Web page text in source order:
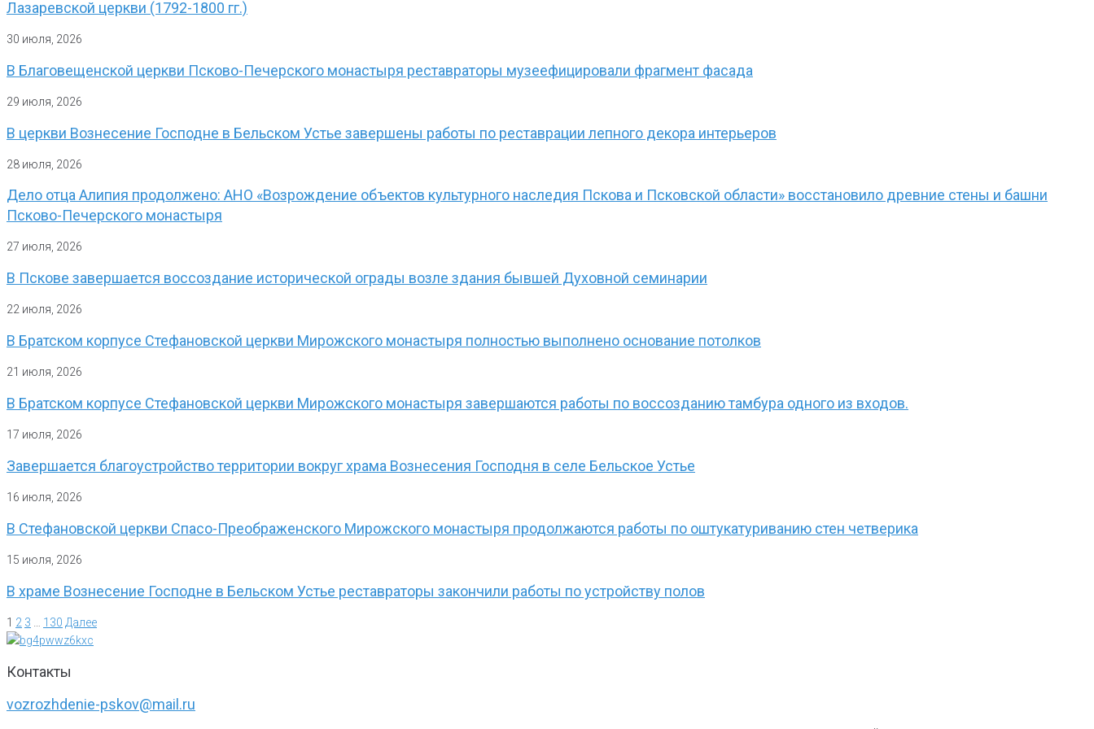
Лазаревской церкви (1792-1800 гг.)
30 июля, 2026
В Благовещенской церкви Псково-Печерского монастыря реставраторы музеефицировали фрагмент фасада
29 июля, 2026
В церкви Вознесение Господне в Бельском Устье завершены работы по реставрации лепного декора интерьеров
28 июля, 2026
Дело отца Алипия продолжено: АНО «Возрождение объектов культурного наследия Пскова и Псковской области» восстановило древние стены и башни
Псково-Печерского монастыря
27 июля, 2026
В Пскове завершается воссоздание исторической ограды возле здания бывшей Духовной семинарии
22 июля, 2026
В Братском корпусе Стефановской церкви Мирожского монастыря полностью выполнено основание потолков
21 июля, 2026
В Братском корпусе Стефановской церкви Мирожского монастыря завершаются работы по воссозданию тамбура одного из входов.
17 июля, 2026
Завершается благоустройство территории вокруг храма Вознесения Господня в селе Бельское Устье
16 июля, 2026
В Стефановской церкви Спасо-Преображенского Мирожского монастыря продолжаются работы по оштукатуриванию стен четверика
15 июля, 2026
В храме Вознесение Господне в Бельском Устье реставраторы закончили работы по устройству полов
1 2 3 130 Далее
Контакты
vozrozhdenie-pskov@mail.ru